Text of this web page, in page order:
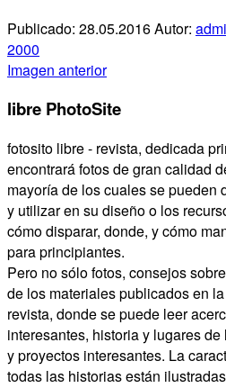
Publicado: 28.05.2016Autor:
2000
Imagen anterior
libre PhotoSite
fotosito libre - revista, dedicada
encontrará fotos de gran calidad
mayoría de los cuales se pueden
y utilizar en su diseño o los
cómo disparar, donde, y cómo
para principiantes.
Pero no sólo fotos, consejos
de los materiales publicados en
revista, donde se puede leer
interesantes, historia y lugares
y proyectos interesantes. La
todas las historias están